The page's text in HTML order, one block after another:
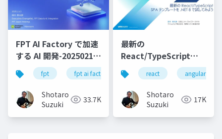
FPT AI Factory で加速
する AI 開発-20250213-
公開版fpt fpt ai factory generative ai azure
Shotaro
Suzuki
33.7K
最新の
React/TypeScript
SPA テンプレートを
.NET 8 で試してみよう
react angular
Shotaro
Suzuki
17K